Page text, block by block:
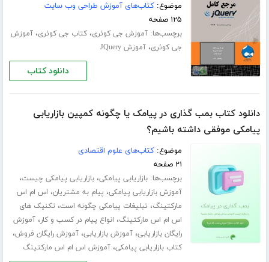
موضوع:کتاب‌های آموزش طراحی وب سایت
۱۲۵ صفحه
برچسب‌ها:آموزش جی کوئری،کتاب جی کوئری،آموزش
جی کوئری،آموزش JQuery
دانلود کتاب
دانلود کتاب بمب گذاری در پیامک یا چگونه کمپین بازاریابی
پیامکی موفقی داشته باشیم؟
موضوع:کتاب‌های علوم اقتصادی
۲۱ صفحه
برچسب‌ها:بازاریابی پیامکی،بازاریابی پیامکی چیست،
آموزش بازاریابی پیامکی، پیام به مشتریان، اس ام اس
مارکتینگ، تبلیغات پیامکی چگونه است، تکنیک های
اس ام اس مارکتینگ، انواع پیام در کسب و کار،آموزش
رایگان بازاریابی،آموزش بازاریابی،آموزش رایگان فروش،
کتاب بازاریابی پیامکی،آموزش اس ام اس مارکتینگ